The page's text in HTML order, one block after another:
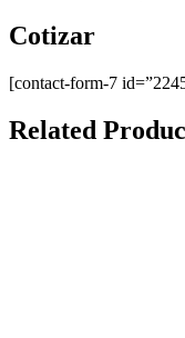
Cotizar
[contact-form-7
Related